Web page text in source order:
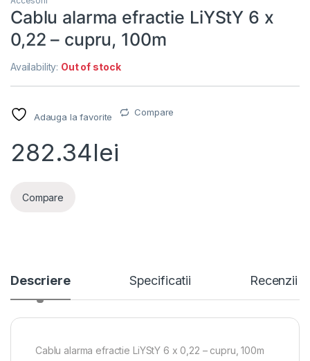
Cablu alarma efractie LiYStY 6 x
0,22 – cupru, 100m
Availability: Out of stock
Adauga la favorite Compare
282.34lei
Compare
Descriere Specificatii Recenzii
Cablu alarma efractie LiYStY 6 x 0,22 – cupru, 100m